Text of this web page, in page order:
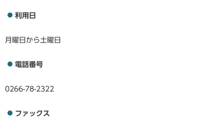
利用日
月曜日から土曜日
電話番号
0266-78-2322
ファックス